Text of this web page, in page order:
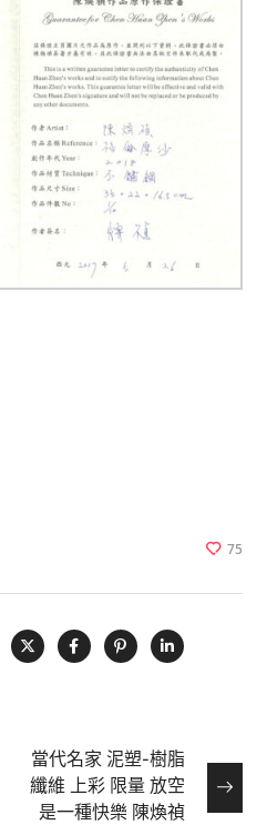
75
當代名家 泥塑-樹脂
纖維 上彩 限量 放空
是一種快樂 陳煥禎